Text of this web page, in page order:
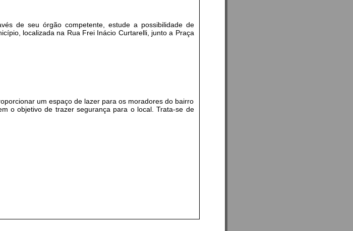
de seu órgão competente, estude a possibilidade de
localizada na Rua Frei Inácio Curtarelli, junto a Praça
um espaço de lazer para os moradores do bairro
o objetivo de trazer segurança para o local. Trata-se de